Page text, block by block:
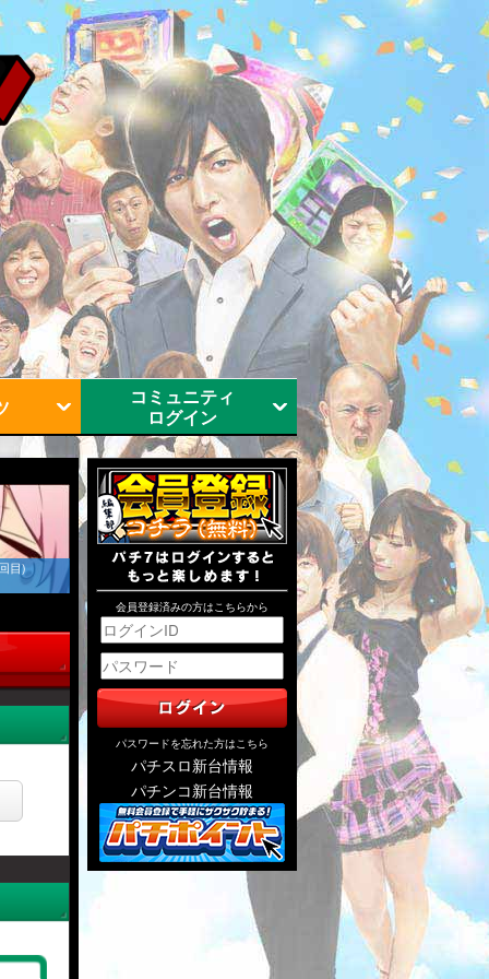
コミュニティ
ログイン
目)
会員登録済みの方はこちらから
パスワードを忘れた方はこちら
パチスロ新台情報
パチンコ新台情報